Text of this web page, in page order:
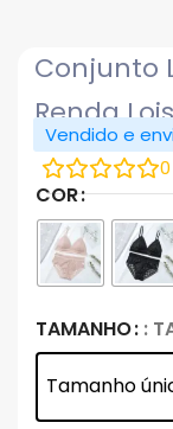
Conjunto
Renda
Vendido e
0
COR
TAMANHO :
Tamanho